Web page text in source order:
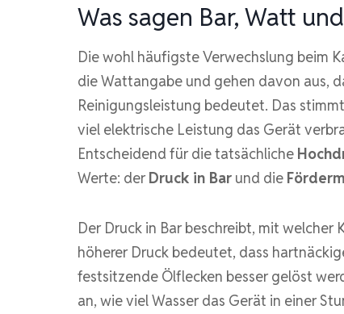
Was sagen Bar, Watt
Die wohl häufigste Verwechslung beim
die Wattangabe und gehen davon aus,
Reinigungsleistung bedeutet. Das
viel elektrische Leistung das Gerät
Entscheidend für die tatsächliche
Werte: derDruck in Bar und die
Der Druck in Bar beschreibt, mit welcher
höherer Druck bedeutet, dass
festsitzende Ölflecken besser gelöst
an, wie viel Wasser das Gerät in einer